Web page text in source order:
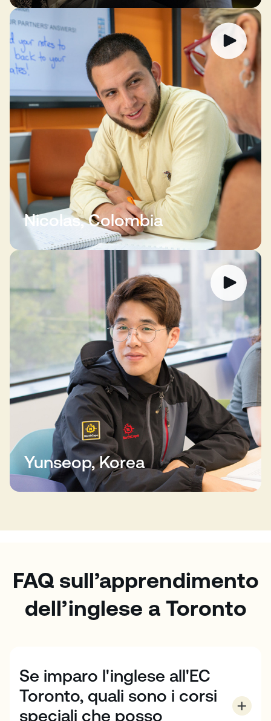
Nicolas, Colombia
Yunseop, Korea
FAQ sull’apprendimento
dell’inglese a Toronto
Se imparo l'inglese all'EC
Toronto, quali sono i corsi
speciali che posso